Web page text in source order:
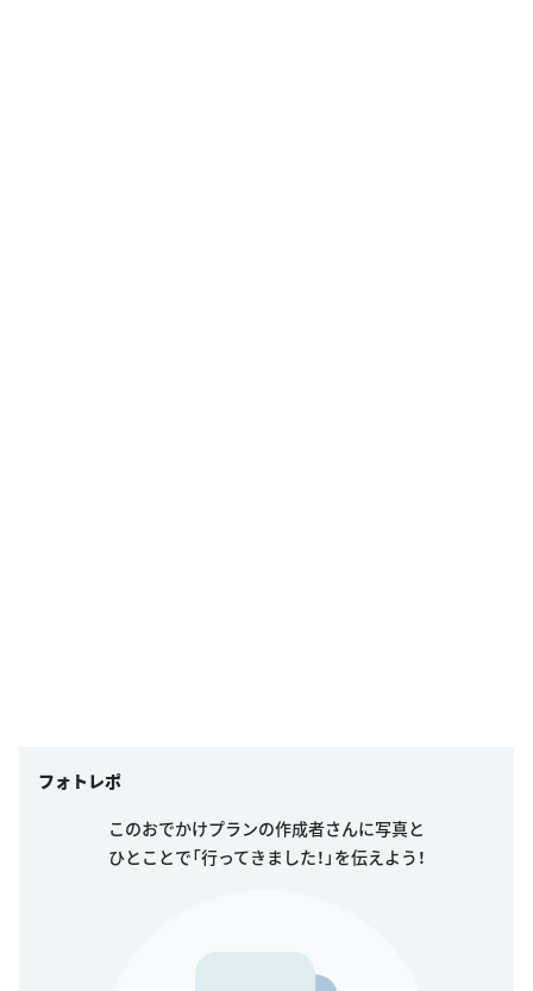
フォトレポ
このおでかけプランの作成者さんに写真と
ひとことで「行ってきました！」を伝えよう！